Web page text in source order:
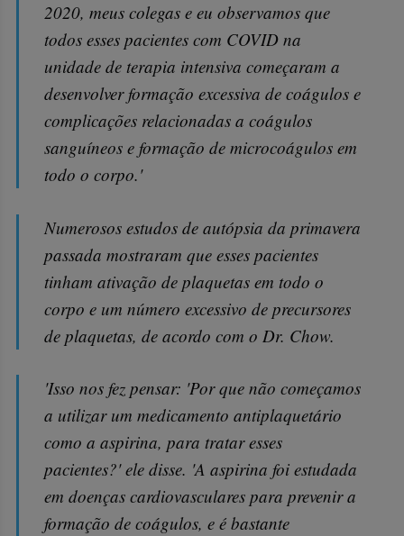
2020, meus colegas e eu observamos que
todos esses pacientes com COVID na
unidade de terapia intensiva começaram a
desenvolver formação excessiva de coágulos e
complicações relacionadas a coágulos
sanguíneos e formação de microcoágulos em
todo o corpo.'
Numerosos estudos de autópsia da primavera
passada mostraram que esses pacientes
tinham ativação de plaquetas em todo o
corpo e um número excessivo de precursores
de plaquetas, de acordo com o Dr. Chow.
'Isso nos fez pensar: 'Por que não começamos
a utilizar um medicamento antiplaquetário
como a aspirina, para tratar esses
pacientes?' ele disse. 'A aspirina foi estudada
em doenças cardiovasculares para prevenir a
formação de coágulos, e é bastante